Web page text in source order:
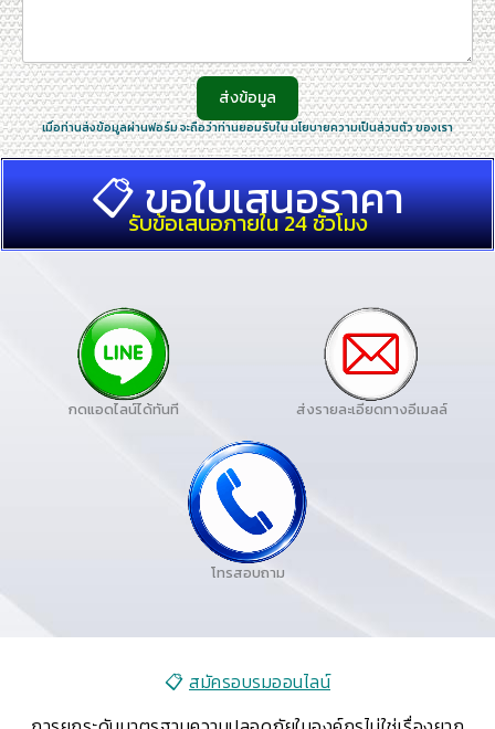
ส่งข้อมูล
เมื่อท่านส่งข้อมูลผ่านฟอร์ม จะถือว่าท่านยอมรับใน นโยบายความเป็นส่วนตัว ของเรา
📋 ขอใบเสนอราคา
รับข้อเสนอภายใน 24 ชั่วโมง
กดแอดไลน์ได้ทันที ส่งรายละเอียดทางอีเมลล์
โทรสอบถาม
📋 สมัครอบรมออนไลน์